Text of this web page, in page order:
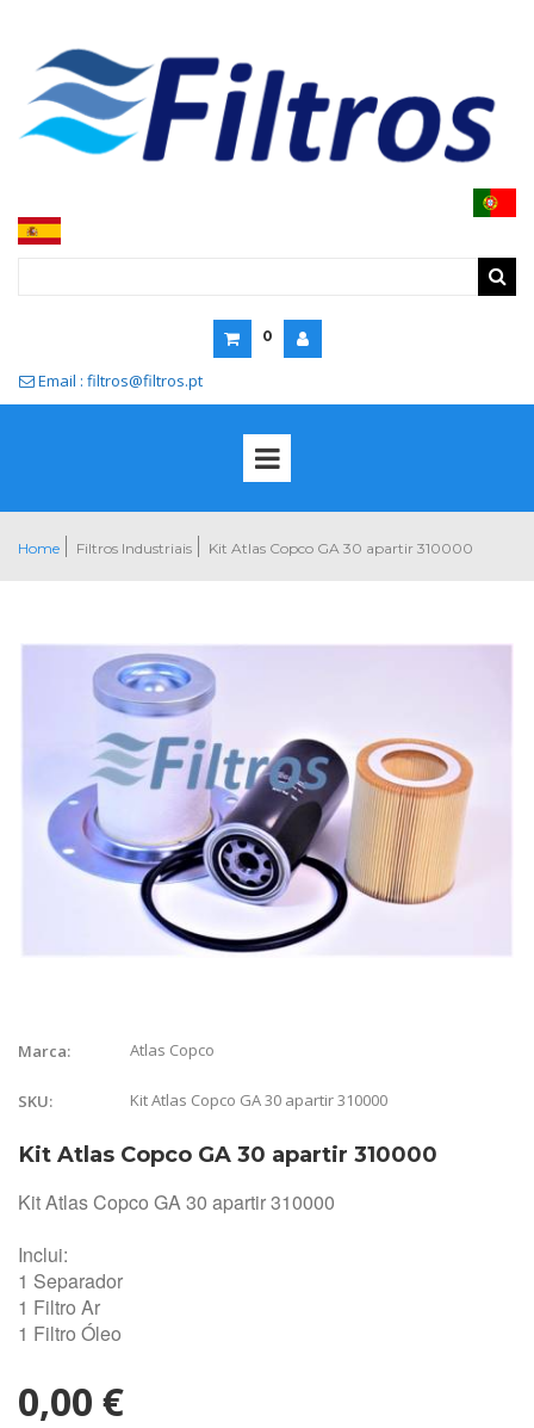
0
 Email : filtros@filtros.pt
Home Filtros Industriais Kit Atlas Copco GA 30 apartir 310000
Marca: Atlas Copco
SKU: Kit Atlas Copco GA 30 apartir 310000
Kit Atlas Copco GA 30 apartir 310000
Kit Atlas Copco GA 30 apartir 310000
Inclui:
1 Separador
1 Filtro Ar
1 Filtro Óleo
0,00 €